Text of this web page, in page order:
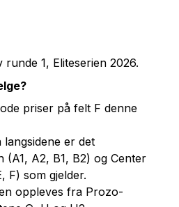
1, Eliteserien 2026.
priser på felt F denne
langsidene er det
A2, B1, B2) og Center
F) som gjelder.
oppleves fra Prozo-